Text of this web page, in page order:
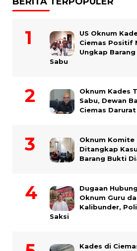
US Oknum
Ciemas Positif
Ungkap
Sabu
Oknum Kades
Sabu, Dewan
Ciemas
Oknum Komite
Ditangkap
Barang Bukti
Dugaan
Oknum Guru
Kalibunder,
Saksi
Kades di